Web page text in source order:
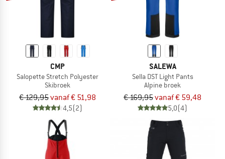
CMP
Salopette Stretch Polyester
Skibroek
€ 129,95vanaf € 51,98
4,5(2)
SALEWA
Sella DST Light Pants
Alpine broek
€ 169,95vanaf € 59,48
5,0(4)